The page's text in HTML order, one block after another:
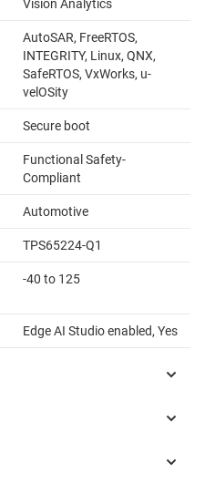
Vision Analytics
AutoSAR, FreeRTOS,
INTEGRITY, Linux, QNX,
SafeRTOS, VxWorks, u-
velOSity
Secure boot
Functional Safety-
Compliant
Automotive
TPS65224-Q1
-40 to 125
Edge AI Studio enabled, Yes